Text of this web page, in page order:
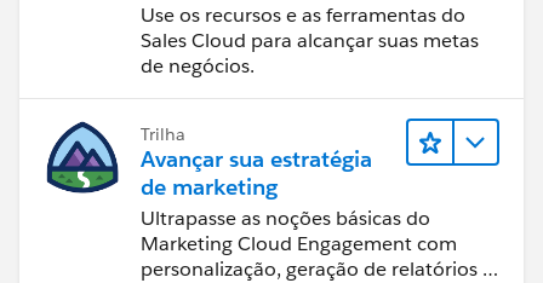
Use os recursos e as ferramentas do
Sales Cloud para alcançar suas metas
de negócios.
Trilha
Avançar sua estratégia
de marketing
Ultrapasse as noções básicas do
Marketing Cloud Engagement com
personalização, geração de relatórios e